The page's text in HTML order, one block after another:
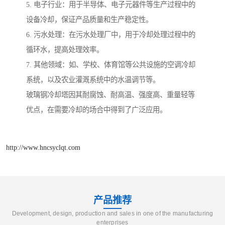
5. 电子行业：用于半导体、电子元器件等生产过程中的
设备冷却，保证产品质量和生产稳定性。
6. 污水处理：在污水处理厂中，用于冷却处理过程中的
循环水，提高处理效率。
7. 其他领域：如、学校、体育馆等公共设施的空调冷却
系统，以及农业灌溉系统中的水温调节等。
玻璃钢冷却塔因其耐腐蚀、耐高温、强度高、重量轻等
优点，在需要冷却的场合中得到了广泛应用。
http://www.hncsyclqt.com
产品推荐
Development, design, production and sales in one of the manufacturing
enterprises